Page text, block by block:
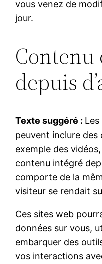
vous venez de
jour.
Contenu
depuis
Texte suggéré :
peuvent inclure
exemple des
contenu intégré
comporte de la
visiteur se rendait
Ces sites web
données sur vous,
embarquer des
vos interactions